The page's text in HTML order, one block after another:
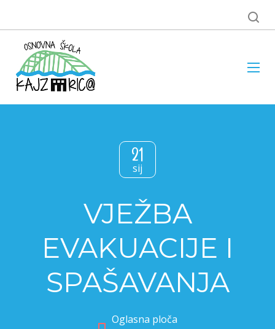
21
sij
VJEŽBA
EVAKUACIJE I
SPAŠAVANJA
Oglasna ploča